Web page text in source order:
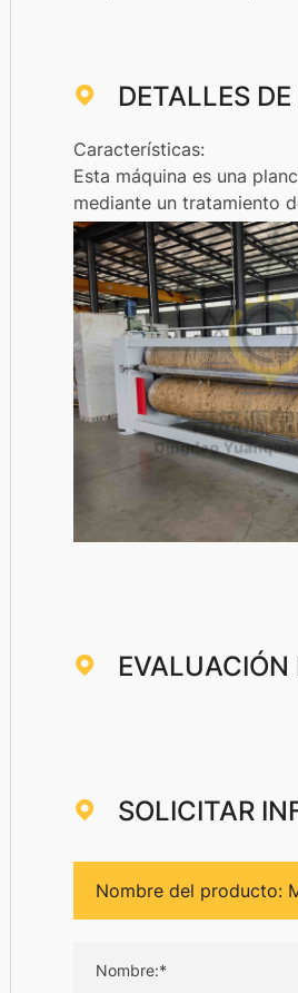
DETALLES
Características:
Esta máquina es una
mediante un tratamiento
EVALUACIÓN
SOLICITAR
Nombre:*